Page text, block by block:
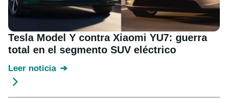
Tesla Model Y contra Xiaomi YU7: guerra
total en el segmento SUV eléctrico
Leer noticia